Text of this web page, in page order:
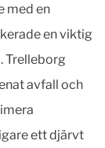
med en
en viktig
Trelleborg
avfall och
ett djärvt